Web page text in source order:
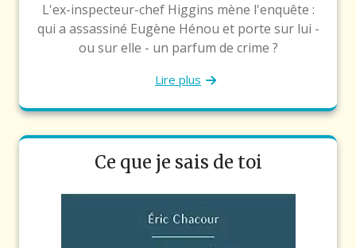
L'ex-inspecteur-chef Higgins mène l'enquête :
qui a assassiné Eugène Hénou et porte sur lui -
ou sur elle - un parfum de crime ?
Lire plus
Ce que je sais de toi